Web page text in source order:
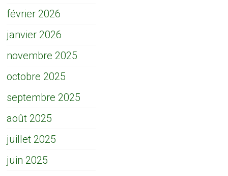
février 2026
janvier 2026
novembre 2025
octobre 2025
septembre 2025
août 2025
juillet 2025
juin 2025